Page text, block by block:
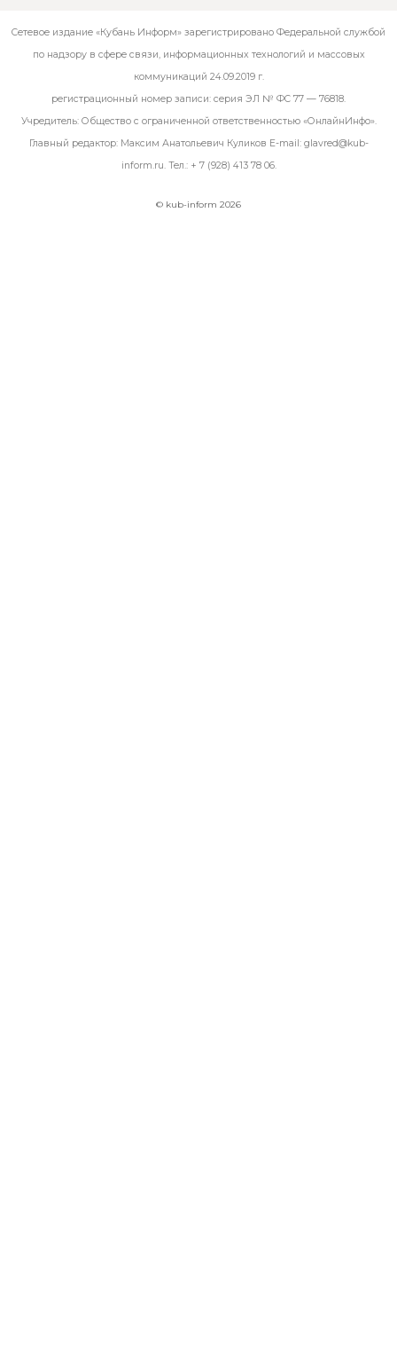
Сетевое издание «Кубань Информ» зарегистрировано Федеральной службой
по надзору в сфере связи, информационных технологий и массовых
коммуникаций 24.09.2019 г.
регистрационный номер записи: серия ЭЛ № ФС 77 — 76818.
Учредитель: Общество с ограниченной ответственностью «ОнлайнИнфо».
Главный редактор: Максим Анатольевич Куликов E-mail: glavred@kub-
inform.ru. Тел.: + 7 (928) 413 78 06.
© kub-inform 2026